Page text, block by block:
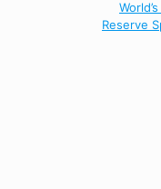
Reserve